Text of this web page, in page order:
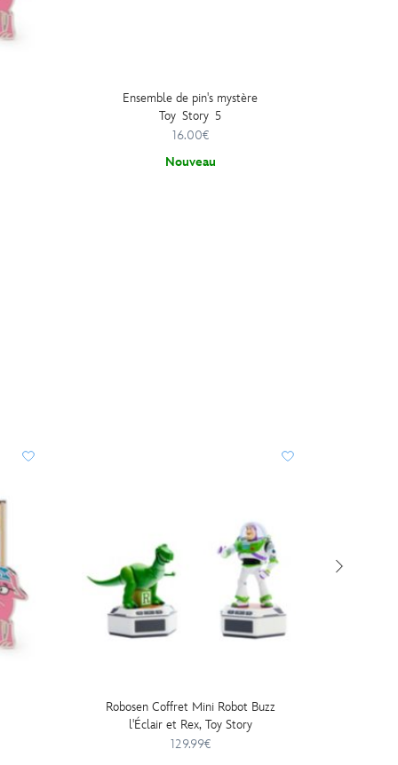
Ensemble de pin's mystère
Toy Story 5
16.00€
Nouveau
Robosen Coffret Mini Robot Buzz
l'Éclair et Rex, Toy Story
129.99€